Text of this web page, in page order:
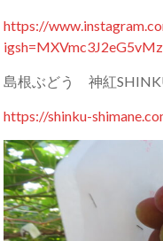
https://
島根ぶどう 神紅
https://shinku-